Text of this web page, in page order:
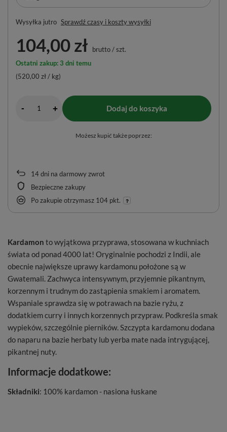
14dni na darmowy zwrot
Bezpieczne zakupy
Po zakupie otrzymasz 104 pkt.
Wysyłka jutro Sprawdź czasy i koszty wysyłki
104,00 zł brutto/szt.
Ostatni zakup: 3 dni temu
(520,00 zł / kg)
- + Dodaj do koszyka
Możesz kupić także poprzez:
Kardamon to wyjątkowa przyprawa, stosowana w kuchniach
świata od ponad 4000 lat! Oryginalnie pochodzi z Indii, ale
obecnie największe uprawy kardamonu położone są w
Gwatemali. Zachwyca intensywnym, przyjemnie pikantnym,
korzennym i trudnym do zastąpienia smakiem i aromatem.
Wspaniale sprawdza się w potrawach na bazie ryżu, z
dodatkiem curry i innych korzennych przypraw. Podkreśla smak
wypieków, szczególnie pierników. Szczypta kardamonu dodana
do naparu na bazie herbaty lub yerba mate nada intrygującej,
pikantnej nuty.
Informacje dodatkowe:
Składniki: 100% kardamon - nasiona łuskane